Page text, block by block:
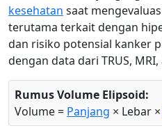
kesehatan saat
terutama terkait dengan
dan risiko potensial kanker
dengan data dari TRUS, MRI,
Rumus Volume Elipsoid:
Volume = Panjang × Lebar ×